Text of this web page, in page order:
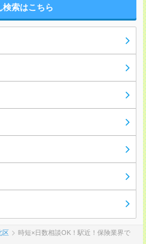
検索はこちら
区
時短×日数相談OK！駅近！保険業界で